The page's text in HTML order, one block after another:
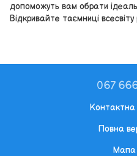
допоможуть вам обрати
Відкривайте таємниці
067
Контактна
Повна
Мапа